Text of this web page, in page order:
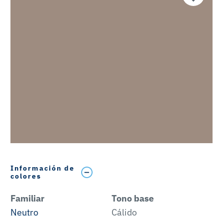
Información de
colores
Familiar
Neutro
Tono base
Cálido